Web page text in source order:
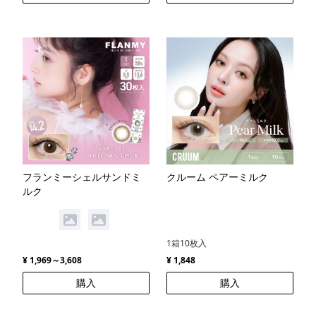
フランミーシェルサンドミ
ルク
¥ 1,969～3,608
購入
クルーム ペアーミルク
1箱10枚入
¥ 1,848
購入